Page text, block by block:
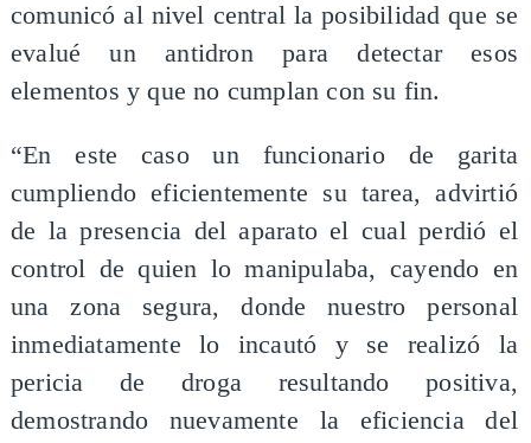
comunicó al nivel central la posibilidad que se
evalué un antidron para detectar esos
elementos y que no cumplan con su fin.
“En este caso un funcionario de garita
cumpliendo eficientemente su tarea, advirtió
de la presencia del aparato el cual perdió el
control de quien lo manipulaba, cayendo en
una zona segura, donde nuestro personal
inmediatamente lo incautó y se realizó la
pericia de droga resultando positiva,
demostrando nuevamente la eficiencia del